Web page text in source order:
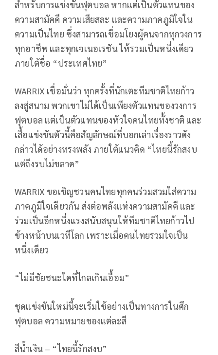
สำหรับการแข่งขันฟุตบอล หากแต่เป็นตัวแทนของ
ความสามัคคี ความเสียสละ และความภาคภูมิใจใน
ความเป็นไทย ซึ่งสามารถเชื่อมโยงผู้คนจากทุกวงการ
ทุกอาชีพ และทุกเจเนอเรชัน ให้รวมเป็นหนึ่งเดียว
ภายใต้ชื่อ “ประเทศไทย”
WARRIX เชื่อมั่นว่า ทุกครั้งที่นักเตะทีมชาติไทยก้าว
ลงสู่สนาม พวกเขาไม่ได้เป็นเพียงตัวแทนของวงการ
ฟุตบอล แต่เป็นตัวแทนของหัวใจคนไทยทั้งชาติ และ
เสื้อแข่งขันตัวนี้คือสัญลักษณ์ที่บอกเล่าเรื่องราวดัง
กล่าวได้อย่างทรงพลัง ภายใต้แนวคิด “ไทยนี้รักสงบ
แต่ถึงรบไม่ขลาด”
WARRIX ขอเชิญชวนคนไทยทุกคนร่วมสวมใส่ความ
ภาคภูมิใจเดียวกัน ส่งต่อพลังแห่งความสามัคคี และ
ร่วมเป็นอีกหนึ่งแรงสนับสนุนให้ทีมชาติไทยก้าวไป
ข้างหน้าบนเวทีโลก เพราะเมื่อคนไทยรวมใจเป็น
หนึ่งเดียว
“ไม่มีชัยชนะใดที่ไกลเกินเอื้อม”
ชุดแข่งขันใหม่นี้จะเริ่มใช้อย่างเป็นทางการในศึก
ฟุตบอล ความหมายของแต่ละสี
สีน้ำเงิน – “ไทยนี้รักสงบ”